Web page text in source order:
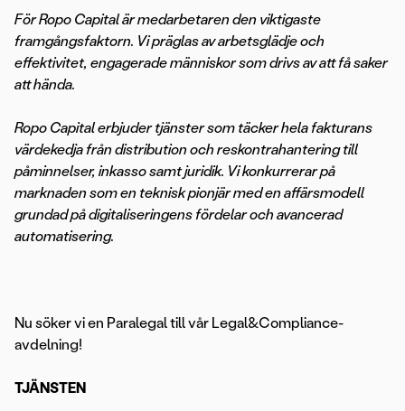
För Ropo Capital är medarbetaren den viktigaste
framgångsfaktorn. Vi präglas av arbetsglädje och
effektivitet, engagerade människor som drivs av att få saker
att hända.
Ropo Capital erbjuder tjänster som täcker hela fakturans
värdekedja från distribution och reskontrahantering till
påminnelser, inkasso samt juridik. Vi konkurrerar på
marknaden som en teknisk pionjär med en affärsmodell
grundad på digitaliseringens fördelar och avancerad
automatisering.
Nu söker vi en Paralegal till vår Legal&Compliance-
avdelning!
TJÄNSTEN